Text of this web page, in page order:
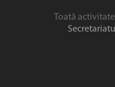
Toată